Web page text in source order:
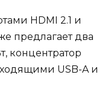
HDMI 2.1 и
предлагает два
концентратор
USB-A и